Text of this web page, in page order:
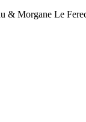
& Morgane Le